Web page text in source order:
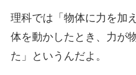
理科では「物体に力を加
体を動かしたとき、力が
た」というんだよ。